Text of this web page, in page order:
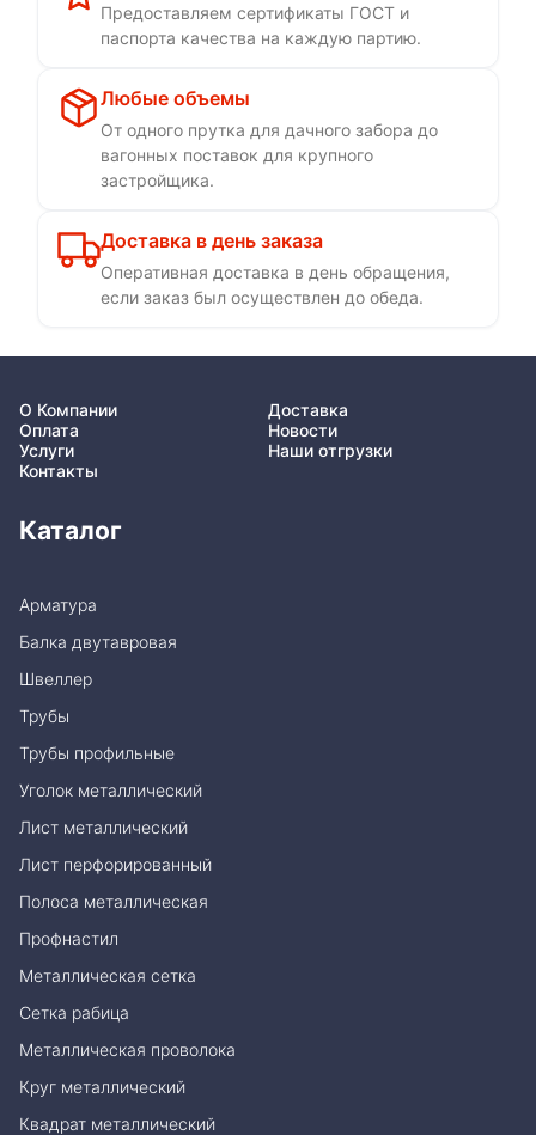
Предоставляем сертификаты ГОСТ и
паспорта качества на каждую партию.
Любые объемы
От одного прутка для дачного забора до
вагонных поставок для крупного
застройщика.
Доставка в день заказа
Оперативная доставка в день обращения,
если заказ был осуществлен до обеда.
О Компании
Доставка
Оплата
Новости
Услуги
Наши отгрузки
Контакты
Каталог
Арматура
Балка двутавровая
Швеллер
Трубы
Трубы профильные
Уголок металлический
Лист металлический
Лист перфорированный
Полоса металлическая
Профнастил
Металлическая сетка
Сетка рабица
Металлическая проволока
Круг металлический
Квадрат металлический